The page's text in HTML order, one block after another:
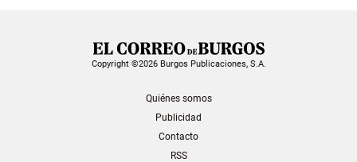
Copyright ©2026 Burgos Publicaciones, S.A.
Quiénes somos
Publicidad
Contacto
RSS